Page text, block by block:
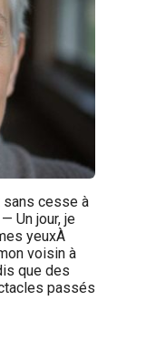
sans cesse à
Un jour, je
yeuxÀ
voisin à
que des
passés